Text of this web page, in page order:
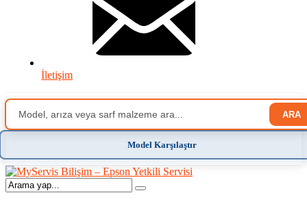
İletişim
ARA
Model Karşılaştır